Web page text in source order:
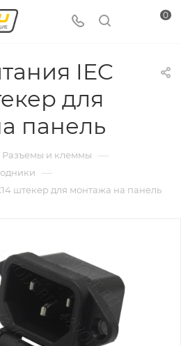
0
IEC
для
панель
Разъемы и клеммы —
—
штекер для монтажа на панель